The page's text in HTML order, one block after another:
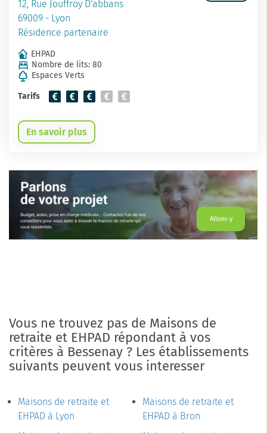
12, Rue Jouffroy D'abbans
69009 - Lyon
Résidence partenaire
EHPAD
Nombre de lits: 80
Espaces Verts
Tarifs
En savoir plus
Allons-y
Vous ne trouvez pas de Maisons de
retraite et EHPAD répondant à vos
critères à Bessenay ? Les établissements
suivants peuvent vous interesser
Maisons de retraite et
EHPAD à Lyon
Maisons de retraite et
EHPAD à Bron